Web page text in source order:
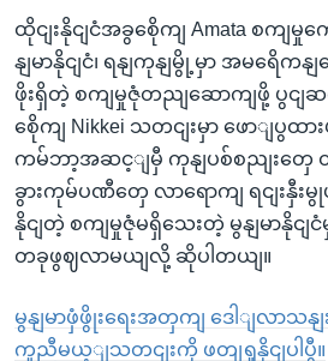
ထိုငျးနိုငျငံအခွစေိုကျ Amata စကျမှု
နျမာနိုငျငံ၊ ရနျကုနျမွို့မှာ အမရေိက
ဖိုးရှိတဲ့ စကျမှုဇုံတညျဆောကျဖို့ ပွငျဆင
စေိုကျ Nikkei သတငျးမှာ ဖောျပွထာ
ကမ်ဘာ့အဆင့ျမှီ ကုနျပစ်စညျးတှေ ထု
ခွားကုမ်ပဏီတှေ လာရောကျ ရငျးနှီးမွုပ
နိုငျတဲ့ စကျမှုဇုံမရှိသေးတဲ့ မွနျမာနိုငျ
တခုဖွဈလာမယျလို့ ဆိုပါတယျ။
မွနျမာဖှံဖွိုးရေးအတှကျ ဒေါျလာသနျး
ကူညီမယ့ျသတငျးကို ဖတျရှုနိုငျပါပွီ။